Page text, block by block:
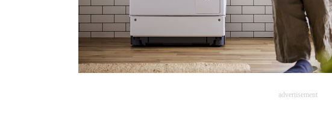
advertisement